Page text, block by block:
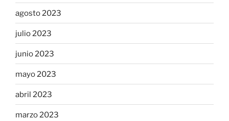
agosto 2023
julio 2023
junio 2023
mayo 2023
abril 2023
marzo 2023